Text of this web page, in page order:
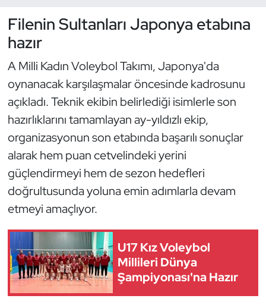
Filenin Sultanları Japonya etabına
hazır
A Milli Kadın Voleybol Takımı, Japonya'da
oynanacak karşılaşmalar öncesinde kadrosunu
açıkladı. Teknik ekibin belirlediği isimlerle son
hazırlıklarını tamamlayan ay-yıldızlı ekip,
organizasyonun son etabında başarılı sonuçlar
alarak hem puan cetvelindeki yerini
güçlendirmeyi hem de sezon hedefleri
doğrultusunda yoluna emin adımlarla devam
etmeyi amaçlıyor.
U17 Kız Voleybol
Millileri Dünya
Şampiyonası'na Hazır
Dans Sporları
Dövüş Sanatı
E-Spor
Eskrim
Futbol
Futsal
Genel
Güreş